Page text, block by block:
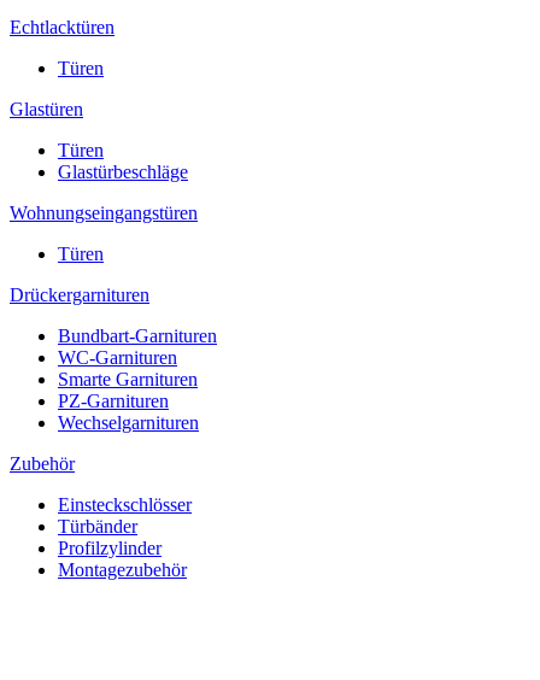
Echtlacktüren
Türen
Glastüren
Türen
Glastürbeschläge
Wohnungseingangstüren
Türen
Drückergarnituren
Bundbart-Garnituren
WC-Garnituren
Smarte Garnituren
PZ-Garnituren
Wechselgarnituren
Zubehör
Einsteckschlösser
Türbänder
Profilzylinder
Montagezubehör